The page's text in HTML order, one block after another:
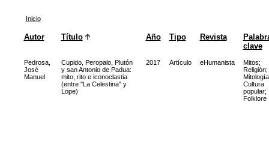
Inicio
Autor Título Año Tipo Revista
clave
Pedrosa,
José
Manuel
Cupido, Peropalo, Plutón
y san Antonio de Padua:
mito, rito e iconoclastia
(entre "La Celestina" y
Lope)
2017 Artículo eHumanista Mitos;
Religión;
Mitología
Cultura
popular;
Folklore